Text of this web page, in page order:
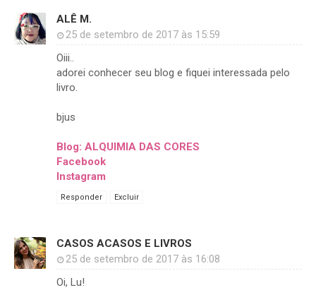
ALÊ M.
25 de setembro de 2017 às 15:59
Oiii..
adorei conhecer seu blog e fiquei interessada pelo
livro.
bjus
Blog: ALQUIMIA DAS CORES
Facebook
Instagram
Responder Excluir
CASOS ACASOS E LIVROS
25 de setembro de 2017 às 16:08
Oi, Lu!